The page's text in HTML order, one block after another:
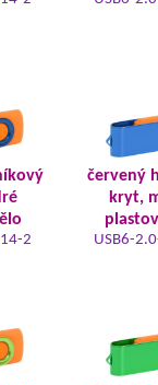
2
červený
kryt,
USB6-